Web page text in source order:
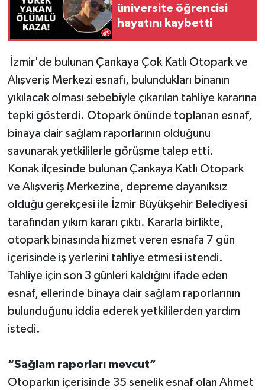
üniversite öğrencisi
hayatını kaybetti
İzmir'de bulunan Çankaya Çok Katlı Otopark ve
Alışveriş Merkezi esnafı, bulundukları binanın
yıkılacak olması sebebiyle çıkarılan tahliye kararına
tepki gösterdi. Otopark önünde toplanan esnaf,
binaya dair sağlam raporlarının olduğunu
savunarak yetkililerle görüşme talep etti.
Konak ilçesinde bulunan Çankaya Katlı Otopark
ve Alışveriş Merkezine, depreme dayanıksız
olduğu gerekçesi ile İzmir Büyükşehir Belediyesi
tarafından yıkım kararı çıktı. Kararla birlikte,
otopark binasında hizmet veren esnafa 7 gün
içerisinde iş yerlerini tahliye etmesi istendi.
Tahliye için son 3 günleri kaldığını ifade eden
esnaf, ellerinde binaya dair sağlam raporlarının
bulunduğunu iddia ederek yetkililerden yardım
istedi.
“Sağlam raporları mevcut”
Otoparkın içerisinde 35 senelik esnaf olan Ahmet